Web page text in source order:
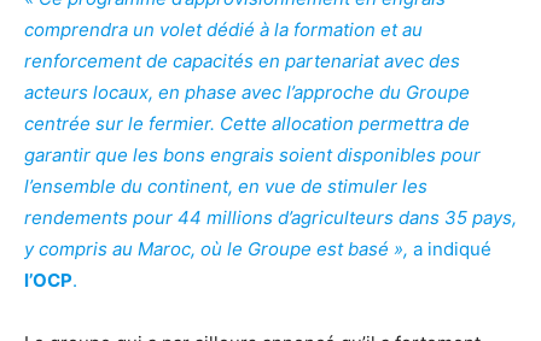
comprendra un volet dédié à la formation et au
renforcement de capacités en partenariat avec des
acteurs locaux, en phase avec l’approche du Groupe
centrée sur le fermier. Cette allocation permettra de
garantir que les bons engrais soient disponibles pour
l’ensemble du continent, en vue de stimuler les
rendements pour 44 millions d’agriculteurs dans 35 pays,
y compris au Maroc, où le Groupe est basé », a indiqué
l’OCP.